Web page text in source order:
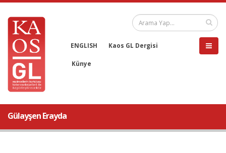
ENGLISH Kaos GL Dergisi
Künye
Gülayşen Erayda